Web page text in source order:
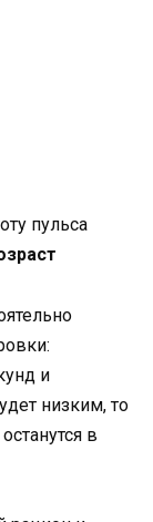
пульса
и
низким, то
в